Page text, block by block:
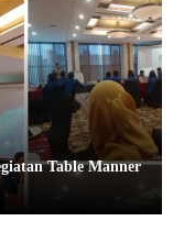
Table Manner